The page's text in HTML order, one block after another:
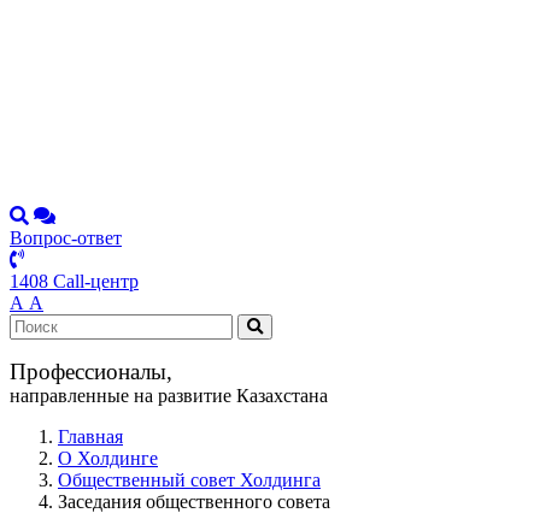
Вопрос-ответ
1408 Call-центр
А А
Профессионалы,
направленные на развитие Казахстана
Главная
О Холдинге
Общественный совет Холдинга
Заседания общественного совета